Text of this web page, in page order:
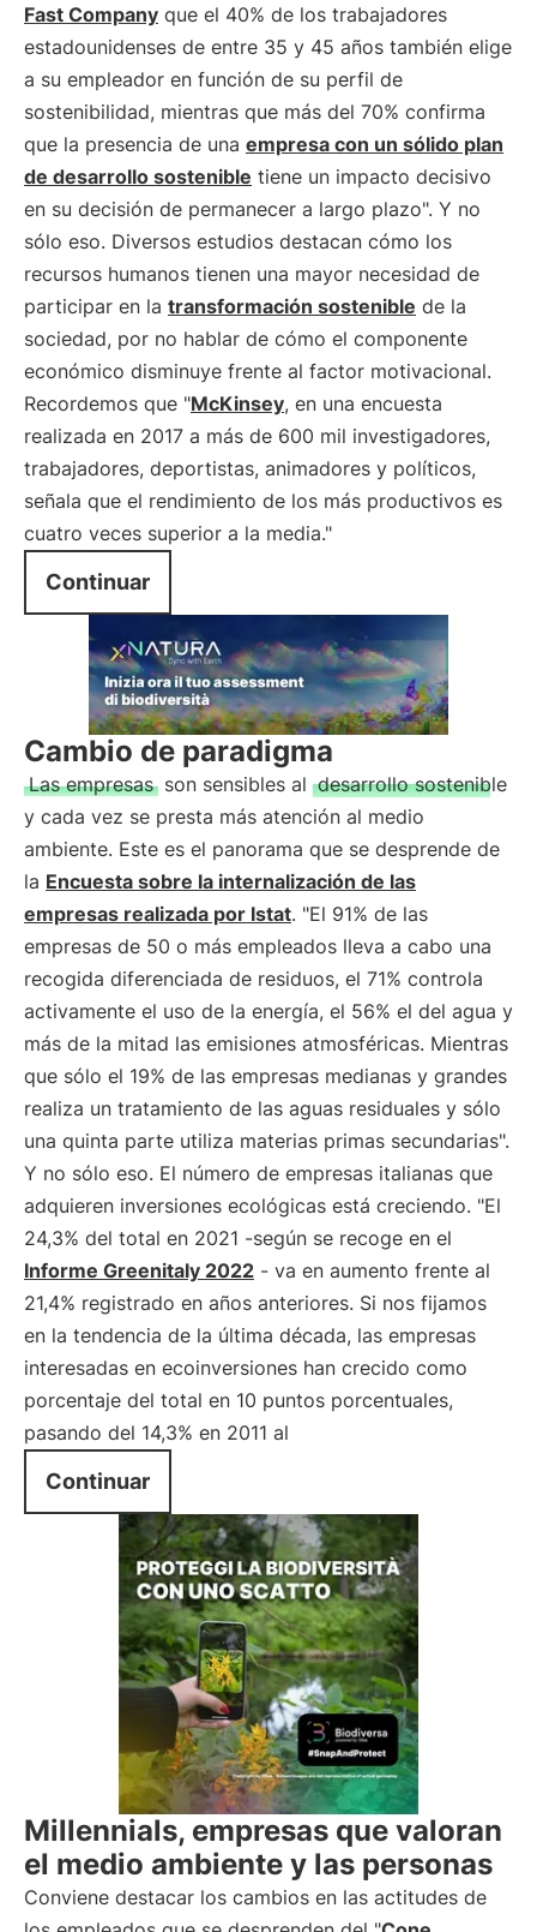
Fast Company que el 40% de los trabajadores
estadounidenses de entre 35 y 45 años también elige
a su empleador en función de su perfil de
sostenibilidad, mientras que más del 70% confirma
que la presencia de una empresa con un sólido plan
de desarrollo sostenible tiene un impacto decisivo
en su decisión de permanecer a largo plazo". Y no
sólo eso. Diversos estudios destacan cómo los
recursos humanos tienen una mayor necesidad de
participar en la transformación sostenible de la
sociedad, por no hablar de cómo el componente
económico disminuye frente al factor motivacional.
Recordemos que "McKinsey, en una encuesta
realizada en 2017 a más de 600 mil investigadores,
trabajadores, deportistas, animadores y políticos,
señala que el rendimiento de los más productivos es
cuatro veces superior a la media."
Continuar
Cambio de paradigma
Las empresas son sensibles al desarrollo sostenible
y cada vez se presta más atención al medio
ambiente. Este es el panorama que se desprende de
la Encuesta sobre la internalización de las
empresas realizada por Istat. "El 91% de las
empresas de 50 o más empleados lleva a cabo una
recogida diferenciada de residuos, el 71% controla
activamente el uso de la energía, el 56% el del agua y
más de la mitad las emisiones atmosféricas. Mientras
que sólo el 19% de las empresas medianas y grandes
realiza un tratamiento de las aguas residuales y sólo
una quinta parte utiliza materias primas secundarias".
Y no sólo eso. El número de empresas italianas que
adquieren inversiones ecológicas está creciendo. "El
24,3% del total en 2021 -según se recoge en el
Informe Greenitaly 2022 - va en aumento frente al
21,4% registrado en años anteriores. Si nos fijamos
en la tendencia de la última década, las empresas
interesadas en ecoinversiones han crecido como
porcentaje del total en 10 puntos porcentuales,
pasando del 14,3% en 2011 al
Continuar
Millennials, empresas que valoran
el medio ambiente y las personas
Conviene destacar los cambios en las actitudes de